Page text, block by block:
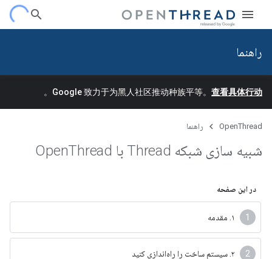
راهنما
Google 致力于为黑人社区推动种族平等。 查看具体行动
。
OpenThread راهنما
شبیه سازی شبکه Thread با Open Thread
در این صفحه
۱. مقدمه
۲. سیستم ساخت را راه‌اندازی کنید